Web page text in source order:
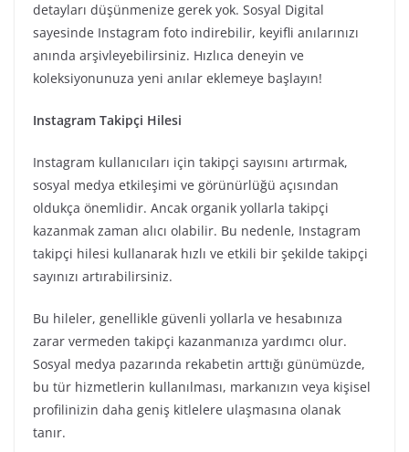
detayları düşünmenize gerek yok. Sosyal Digital
sayesinde Instagram foto indirebilir, keyifli anılarınızı
anında arşivleyebilirsiniz. Hızlıca deneyin ve
koleksiyonunuza yeni anılar eklemeye başlayın!
Instagram Takipçi Hilesi
Instagram kullanıcıları için takipçi sayısını artırmak,
sosyal medya etkileşimi ve görünürlüğü açısından
oldukça önemlidir. Ancak organik yollarla takipçi
kazanmak zaman alıcı olabilir. Bu nedenle, Instagram
takipçi hilesi kullanarak hızlı ve etkili bir şekilde takipçi
sayınızı artırabilirsiniz.
Bu hileler, genellikle güvenli yollarla ve hesabınıza
zarar vermeden takipçi kazanmanıza yardımcı olur.
Sosyal medya pazarında rekabetin arttığı günümüzde,
bu tür hizmetlerin kullanılması, markanızın veya kişisel
profilinizin daha geniş kitlelere ulaşmasına olanak
tanır.